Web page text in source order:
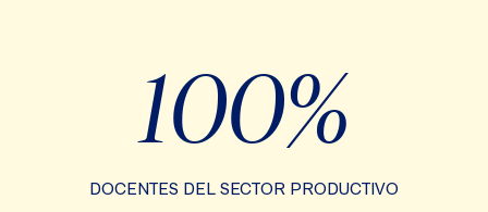
100
DOCENTES DEL SECTOR PRODUCTIVO